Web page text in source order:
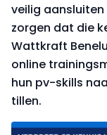
veilig
zorgen dat die
Wattkraft
online
hun pv-skills
tillen.